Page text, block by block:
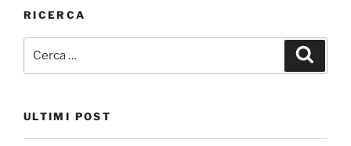
RICERCA
ULTIMI POST